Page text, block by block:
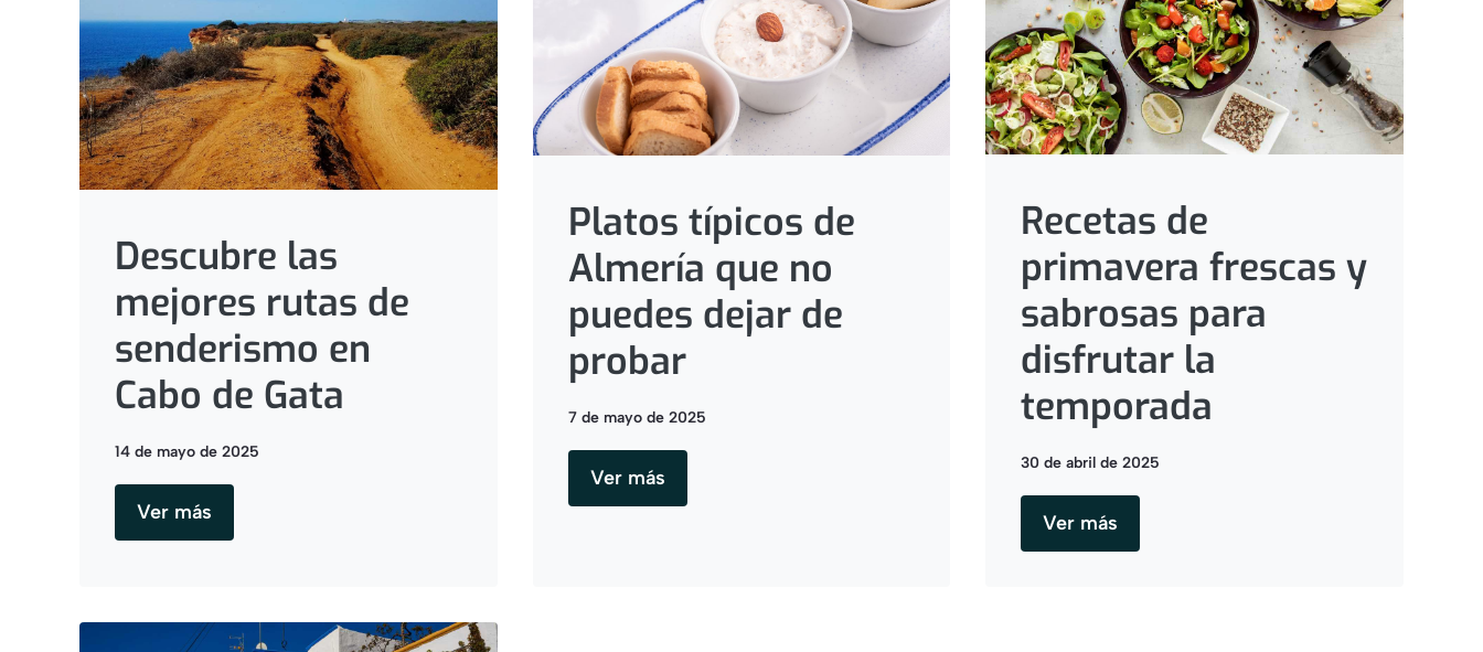
Descubre las
mejores rutas de
senderismo en
Cabo de Gata
14 de mayo de 2025
Ver más
Platos típicos de
Almería que no
puedes dejar de
probar
7 de mayo de 2025
Ver más
Recetas de
primavera frescas y
sabrosas para
disfrutar la
temporada
30 de abril de 2025
Ver más